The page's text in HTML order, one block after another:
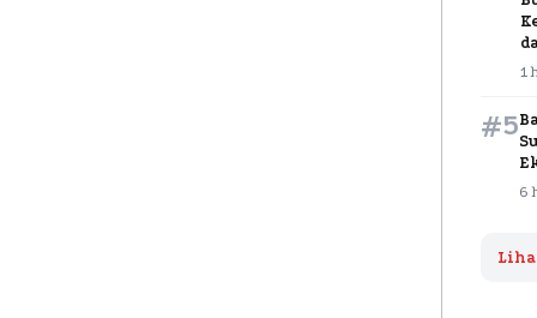
1
#5
6